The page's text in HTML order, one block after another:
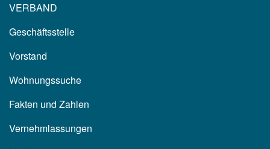
VERBAND
Geschäftsstelle
Vorstand
Wohnungssuche
Fakten und Zahlen
Vernehmlassungen